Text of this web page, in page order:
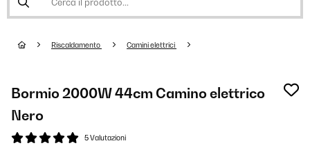
Riscaldamento Camini elettrici
Bormio 2000W 44cm Camino elettrico
Nero
5 Valutazioni